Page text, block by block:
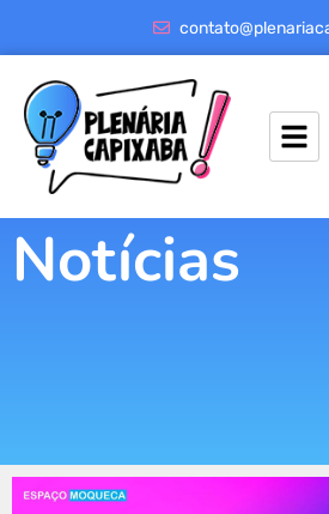
Notícias